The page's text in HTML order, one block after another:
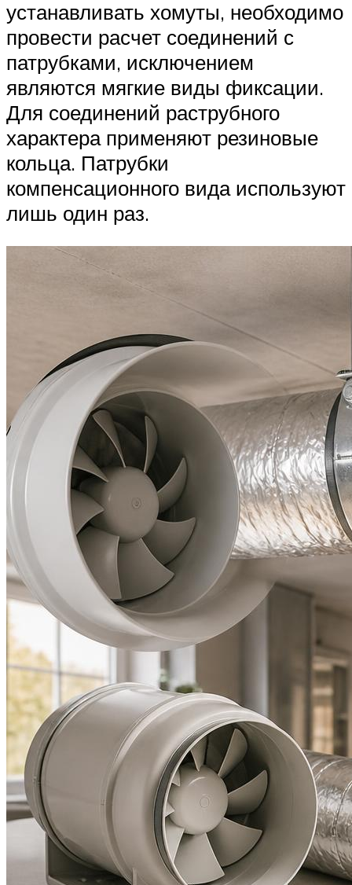
устанавливать хомуты, необходимо
провести расчет соединений с
патрубками, исключением
являются мягкие виды фиксации.
Для соединений раструбного
характера применяют резиновые
кольца. Патрубки
компенсационного вида используют
лишь один раз.